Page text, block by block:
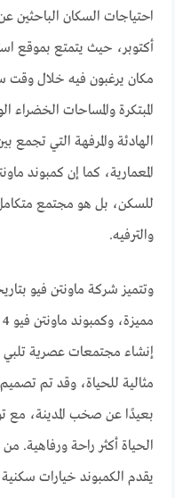
أكتوبر، حيث يتمتع بموقع
مكان يرغبون فيه خلال وقت
المبتكرة والمساحات الخضراء
الهادئة والمرفهة التي
للسكن، بل هو مجتمع
والترفيه.
وتتميز شركة ماونتن فيو
إنشاء مجتمعات عصرية تلبي
مثالية للحياة، وقد تم تصميم
بعيدًا عن صخب المدينة، مع
الحياة أكثر راحة ورفاهية. من
يقدم الكمبوند خيارات